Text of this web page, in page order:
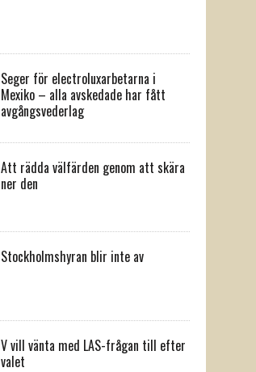
Seger för electroluxarbetarna i
Mexiko – alla avskedade har fått
avgångsvederlag
Att rädda välfärden genom att skära
ner den
Stockholmshyran blir inte av
V vill vänta med LAS-frågan till efter
valet